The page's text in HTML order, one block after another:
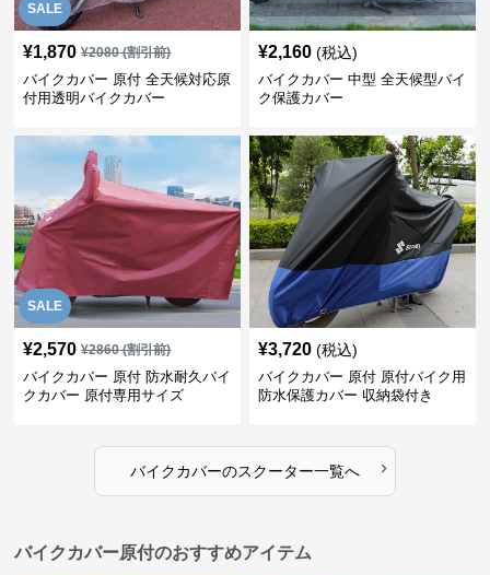
SALE
¥1,870 ¥2080(割引前)
バイクカバー 原付 全天候対応原
付用透明バイクカバー
¥2,160 (税込)
バイクカバー 中型 全天候型バイ
ク保護カバー
SALE
¥2,570 ¥2860(割引前)
バイクカバー 原付 防水耐久バイ
クカバー 原付専用サイズ
¥3,720 (税込)
バイクカバー 原付 原付バイク用
防水保護カバー 収納袋付き
バイクカバーのスクーター一覧へ ›
バイクカバー原付のおすすめアイテム